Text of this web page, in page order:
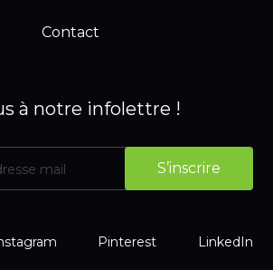
Contact
à notre infolettre !
Pinterest LinkedIn